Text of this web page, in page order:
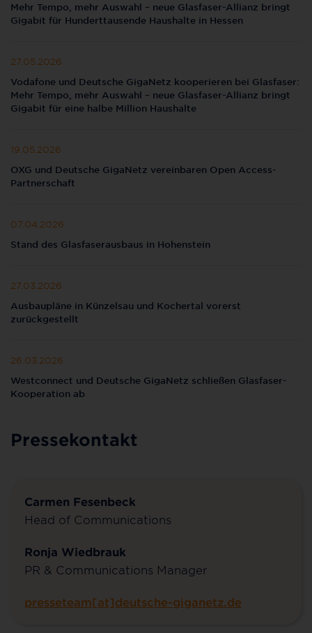
Mehr Tempo, mehr Auswahl – neue Glasfaser-Allianz bringt
Gigabit für Hunderttausende Haushalte in Hessen
27.05.2026
Vodafone und Deutsche GigaNetz kooperieren bei Glasfaser:
Mehr Tempo, mehr Auswahl – neue Glasfaser-Allianz bringt
Gigabit für eine halbe Million Haushalte
19.05.2026
OXG und Deutsche GigaNetz vereinbaren Open Access-
Partnerschaft
07.04.2026
Stand des Glasfaserausbaus in Hohenstein
27.03.2026
Ausbaupläne in Künzelsau und Kochertal vorerst
zurückgestellt
26.03.2026
Westconnect und Deutsche GigaNetz schließen Glasfaser-
Kooperation ab
Pressekontakt
Carmen Fesenbeck
Head of Communications
Ronja Wiedbrauk
PR & Communications Manager
presseteam[at]deutsche-giganetz.de